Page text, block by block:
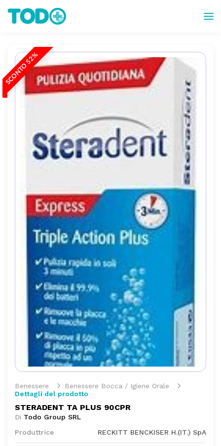
SCONTO 52%
Benessere
Benessere Bocca / Igiene Orale
Dettagli del prodotto
STERADENT TA PLUS 90CPR
Di Todo Group SRL
Produttrice
RECKITT BENCKISER H.(IT.) SpA